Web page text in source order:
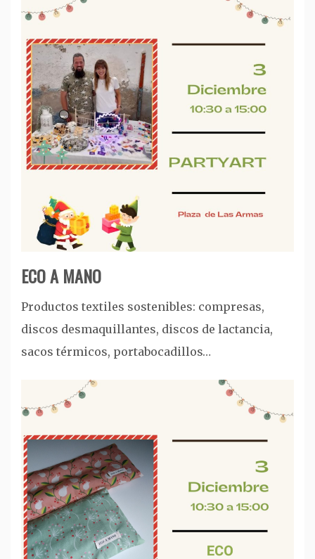
ECO A MANO
Productos textiles sostenibles: compresas,
discos desmaquillantes, discos de lactancia,
sacos térmicos, portabocadillos…